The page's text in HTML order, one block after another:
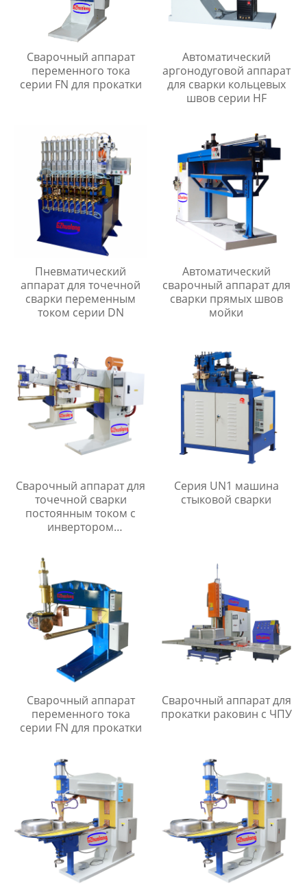
Сварочный аппарат
переменного тока
серии FN для прокатки
Автоматический
аргонодуговой аппарат
для сварки кольцевых
швов серии HF
Пневматический
аппарат для точечной
сварки переменным
током серии DN
Автоматический
сварочный аппарат для
сварки прямых швов
мойки
Сварочный аппарат для
точечной сварки
постоянным током с
инвертором
частоты серии MF
Серия UN1 машина
стыковой сварки
Сварочный аппарат
переменного тока
серии FN для прокатки
Сварочный аппарат для
прокатки раковин с ЧПУ